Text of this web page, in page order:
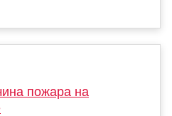
пожара на